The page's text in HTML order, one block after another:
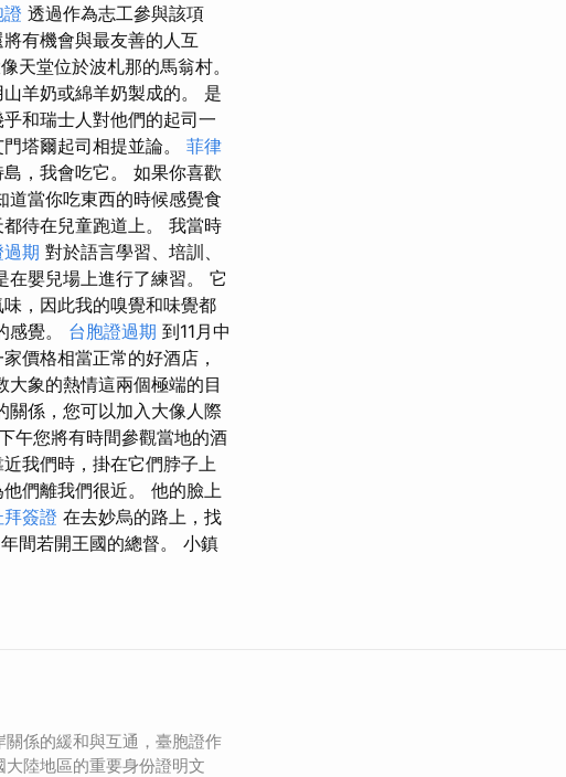
證 透過作為志工參與該項
有機會與最友善的人互
天堂位於波札那的馬翁村。
羊奶或綿羊奶製成的。 是
和瑞士人對他們的起司一
塔爾起司相提並論。 菲律
，我會吃它。 如果你喜歡
道當你吃東西的時候感覺食
待在兒童跑道上。 我當時
過期 對於語言學習、培訓、
嬰兒場上進行了練習。 它
，因此我的嗅覺和味覺都
感覺。 台胞證過期 到11月中
價格相當正常的好酒店，
象的熱情這兩個極端的目
關係，您可以加入大像人際
午您將有時間參觀當地的酒
我們時，掛在它們脖子上
們離我們很近。 他的臉上
拜簽證 在去妙烏的路上，找
間若開王國的總督。 小鎮
關係的緩和與互通，臺胞證作
陸地區的重要身份證明文